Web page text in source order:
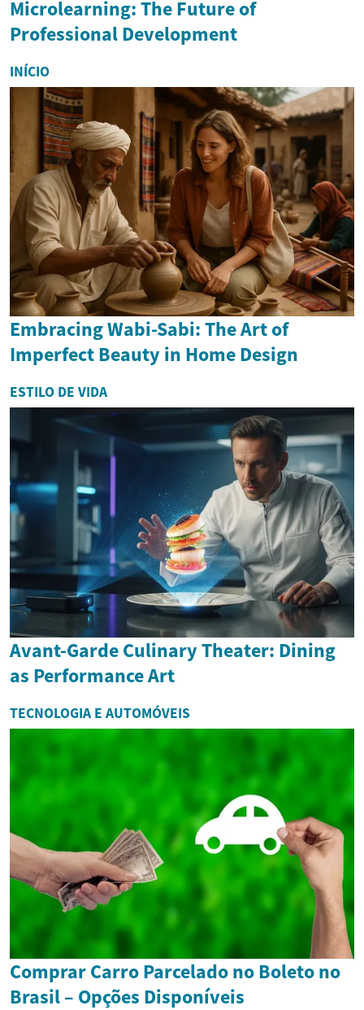
Microlearning: The Future of
Professional Development
INÍCIO
Embracing Wabi-Sabi: The Art of
Imperfect Beauty in Home Design
ESTILO DE VIDA
Avant-Garde Culinary Theater: Dining
as Performance Art
TECNOLOGIA E AUTOMÓVEIS
Comprar Carro Parcelado no Boleto no
Brasil – Opções Disponíveis